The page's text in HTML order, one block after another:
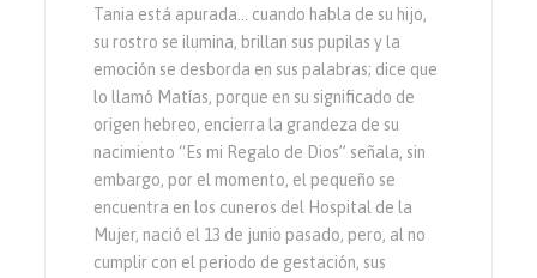
Tania está apurada… cuando habla de su hijo,
su rostro se ilumina, brillan sus pupilas y la
emoción se desborda en sus palabras; dice que
lo llamó Matías, porque en su significado de
origen hebreo, encierra la grandeza de su
nacimiento “Es mi Regalo de Dios” señala, sin
embargo, por el momento, el pequeño se
encuentra en los cuneros del Hospital de la
Mujer, nació el 13 de junio pasado, pero, al no
cumplir con el periodo de gestación, sus